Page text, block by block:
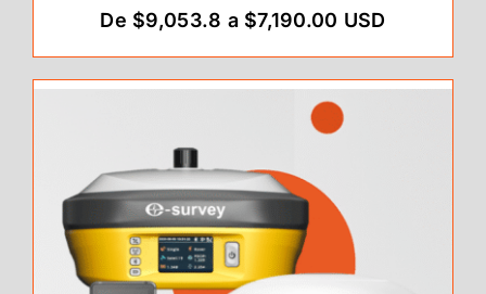
De $9,053.8 a $7,190.00 USD